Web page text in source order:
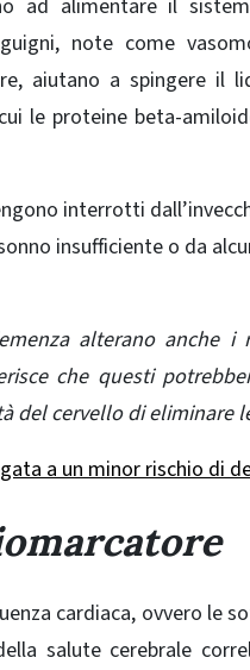
ad alimentare il
note come
aiutano a spingere il
le proteine ​​beta-
interrotti
insufficiente o da
alterano anche
che questi
del cervello di eliminare
a un minor rischio di
cardiaca, ovvero le
salute cerebrale